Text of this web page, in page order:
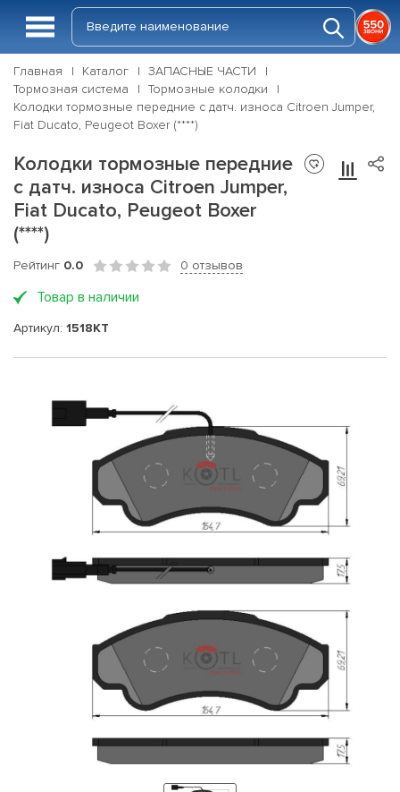
Главная Каталог
ЗАПАСНЫЕ ЧАСТИ
Тормозная система
Тормозные колодки
Колодки тормозные передние с датч. износа Citroen Jumper,
Fiat Ducato, Peugeot Boxer (****)
Колодки тормозные передние
с датч. износа Citroen Jumper,
Fiat Ducato, Peugeot Boxer
(****)
Рейтинг 0.0 0 отзывов
Товар в наличии
Артикул: 1518KT